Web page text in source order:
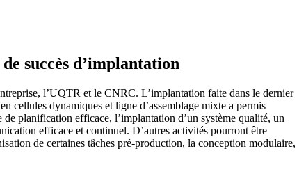
succès d’implantation
l’UQTR et le CNRC. L’implantation faite dans le dernier
cellules dynamiques et ligne d’assemblage mixte a permis
planification efficace, l’implantation d’un système qualité, un
efficace et continuel. D’autres activités pourront être
de certaines tâches pré-production, la conception modulaire,